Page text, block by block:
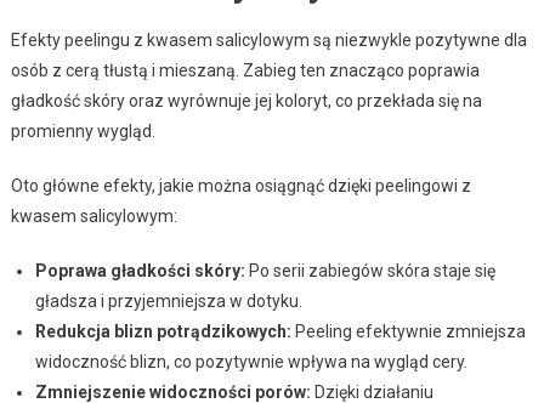
Efekty peelingu z kwasem salicylowym są niezwykle pozytywne dla
osób z cerą tłustą i mieszaną. Zabieg ten znacząco poprawia
gładkość skóry oraz wyrównuje jej koloryt, co przekłada się na
promienny wygląd.
Oto główne efekty, jakie można osiągnąć dzięki peelingowi z
kwasem salicylowym:
Poprawa gładkości skóry: Po serii zabiegów skóra staje się
gładsza i przyjemniejsza w dotyku.
Redukcja blizn potrądzikowych: Peeling efektywnie zmniejsza
widoczność blizn, co pozytywnie wpływa na wygląd cery.
Zmniejszenie widoczności porów: Dzięki działaniu